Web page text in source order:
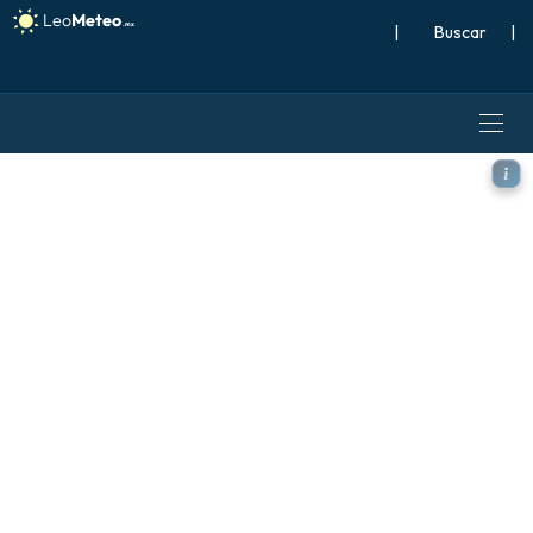
| |
ICON modelo - Argentina,